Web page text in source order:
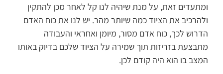
ומתעדים זאת, על מנת שיהיה לנו קל לאחר מכן להתקין
ולהרכיב את הציוד כמה שיותר מהר. יש לנו את כוח האדם
הדרוש לכך, כוח אדם מסור, מיומן ואחראי והעבודה
מתבצעת בזריזות תוך שמירה על הציוד שלכם בדיוק באותו
המצב בו הוא היה קודם לכן.